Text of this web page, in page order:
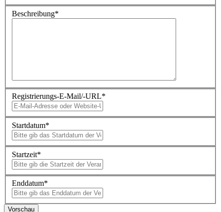
Beschreibung*
Registrierungs-E-Mail/-URL*
Startdatum*
Startzeit*
Enddatum*